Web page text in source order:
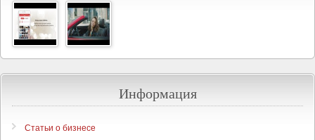
Информация
Статьи о бизнесе